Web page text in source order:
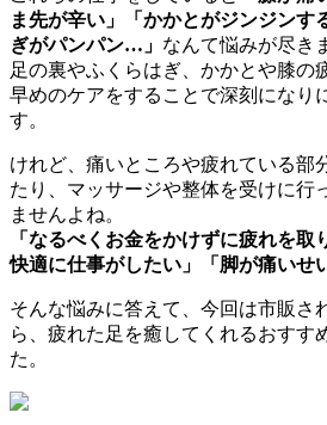
ま先が辛い」「かかとがジンジンす
ぎがパンパン…」 なんて悩みが尽き
足の裏やふくらはぎ、かかとや膝の
早めのケアをすることで深刻になり
す。
けれど、痛いところや疲れている部
たり、マッサージや整体を受けに行
ませんよね。
「なるべくお金をかけずに疲れを
快適に仕事がしたい」「脚が痛いせ
そんな悩みに答えて、今回は市販さ
ら、疲れた足を癒してくれるおすす
た。